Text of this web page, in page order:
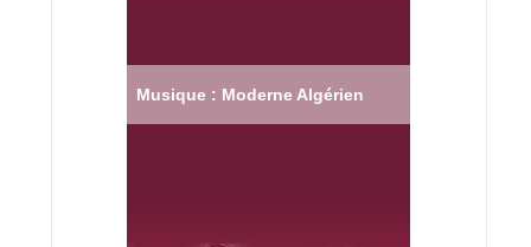
Musique : Moderne Algérien